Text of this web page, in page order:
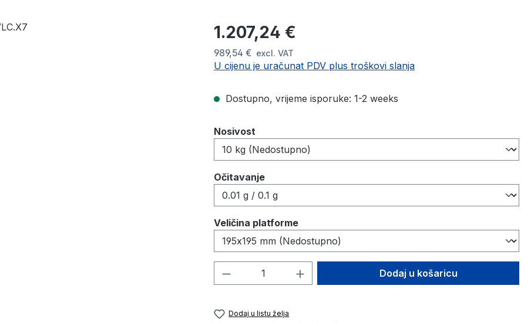
Redovna cijena:
1.207,24 €
989,54 € excl. VAT
U cijenu je uračunat PDV plus troškovi slanja
Dostupno, vrijeme isporuke: 1-2 weeks
Odaberi
Nosivost
Odaberi
Očitavanje
Odaberi
Veličina platforme
Količina proizvoda: Unesite željenu količinu ili
Dodaj u košaricu
Dodaj u listu želja